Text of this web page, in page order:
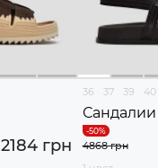
2184 грн
36 37 39 40
Сандалии
4868 грн